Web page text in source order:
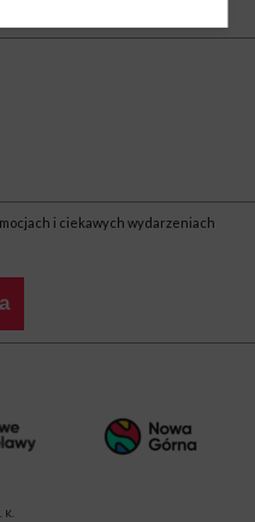
i ciekawych wydarzeniach
K.